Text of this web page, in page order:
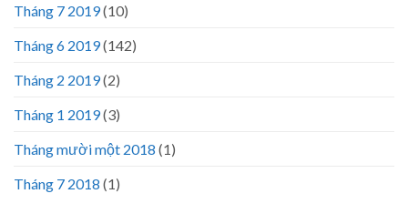
Tháng 7 2019(10)
Tháng 6 2019(142)
Tháng 2 2019(2)
Tháng 1 2019(3)
Tháng mười một 2018 (1)
Tháng 7 2018 (1)